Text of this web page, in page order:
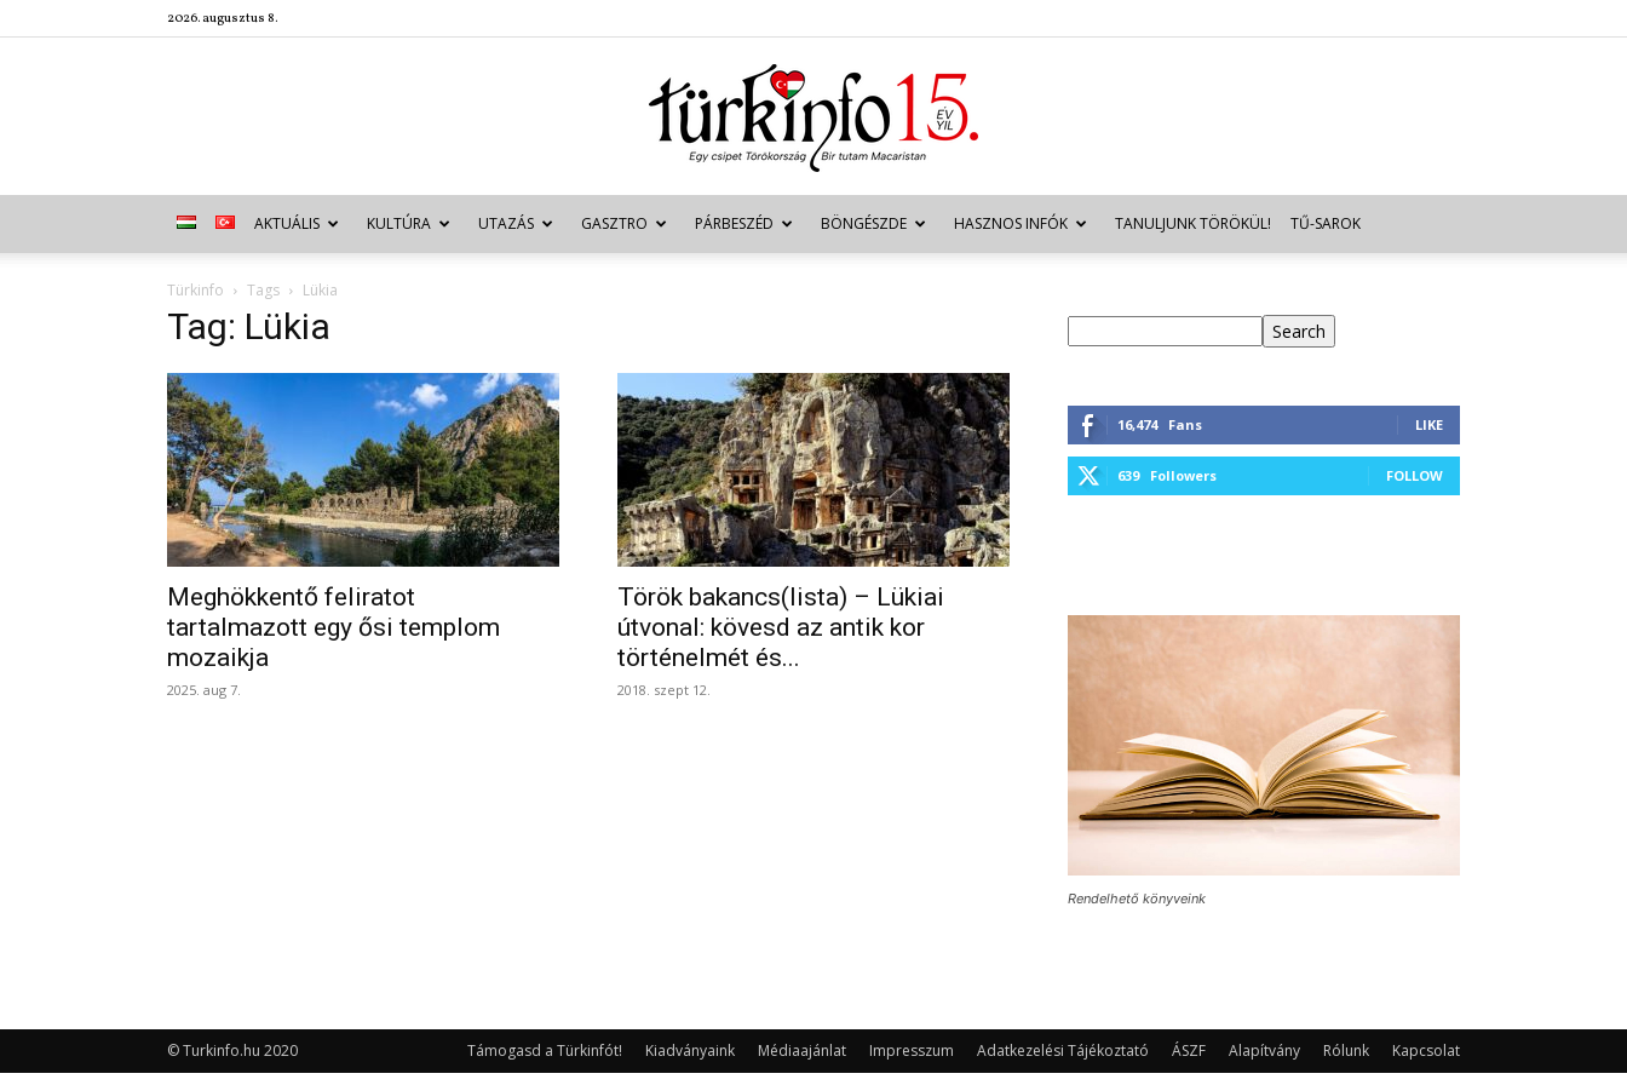
2026. augusztus 8.
Türkinfo
AKTUÁLIS KULTÚRA UTAZÁS GASZTRO PÁRBESZÉD BÖNGÉSZDE HASZNOS INFÓK TANULJUNK TÖRÖKÜL! TŰ-SAROK
Türkinfo Tags Lükia
Tag: Lükia
Meghökkentő feliratot
tartalmazott egy ősi templom
mozaikja
2025. aug 7.
Török bakancs(lista) – Lükiai
útvonal: kövesd az antik kor
történelmét és...
2018. szept 12.
Search
16,474 Fans LIKE
639 Followers FOLLOW
Rendelhető könyveink
Támogasd a Türkinfót! Kiadványaink Médiaajánlat Impresszum Adatkezelési Tájékoztató ÁSZF Alapítvány Rólunk Kapcsolat
© Turkinfo.hu 2020